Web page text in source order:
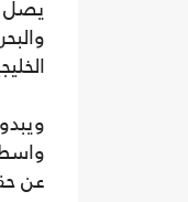
يصل
عن